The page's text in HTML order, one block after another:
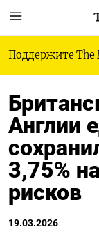
Поддержите The
Англии
3,75%
рисков
19.03.2026